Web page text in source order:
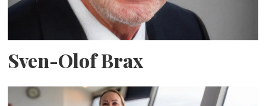
Sven-Olof Brax